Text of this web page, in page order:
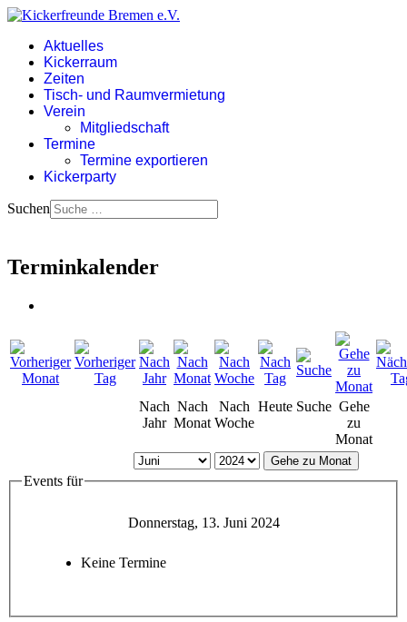
Aktuelles
Kickerraum
Zeiten
Tisch- und Raumvermietung
Verein
Mitgliedschaft
Termine
Termine exportieren
Kickerparty
Suchen
Terminkalender
Nach
Jahr
Nach
Monat
Nach
Woche
Heute Suche Gehe
zu
Monat
Gehe zu Monat
Events für
Donnerstag, 13. Juni 2024
Keine Termine